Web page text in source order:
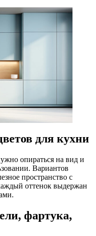
для кухни
опираться на вид и
Вариантов
пространство с
оттенок выдержан
фартука,